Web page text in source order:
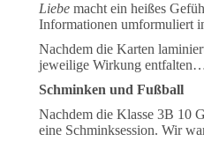
Liebe macht ein heißes
Informationen umformuliert
Nachdem die Karten
jeweilige Wirkung
Schminken und Fußball
Nachdem die Klasse 3B 10
eine Schminksession. Wir